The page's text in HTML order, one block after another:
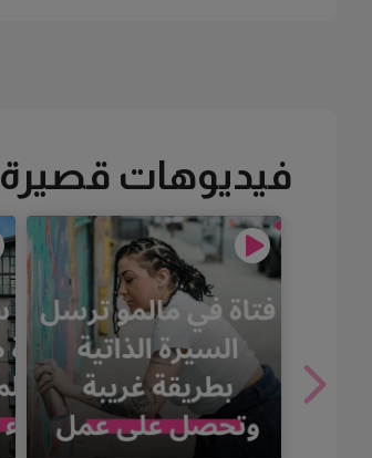
فيديوهات قصيرة